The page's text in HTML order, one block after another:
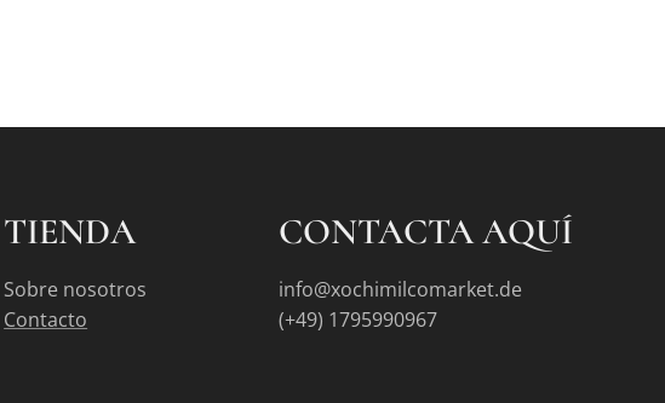
TIENDA
Sobre nosotros
Contacto
CONTACTA AQUÍ
info@xochimilcomarket.de
(+49) 1795990967